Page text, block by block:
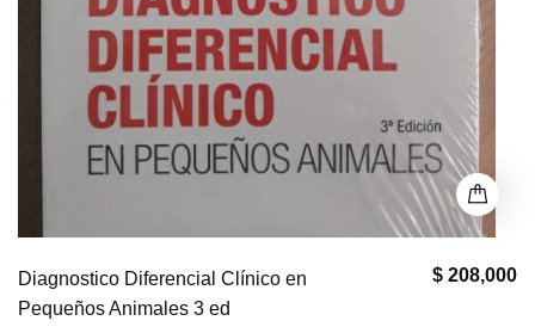
$ 208,000
Diagnostico Diferencial Clínico en
Pequeños Animales 3 ed